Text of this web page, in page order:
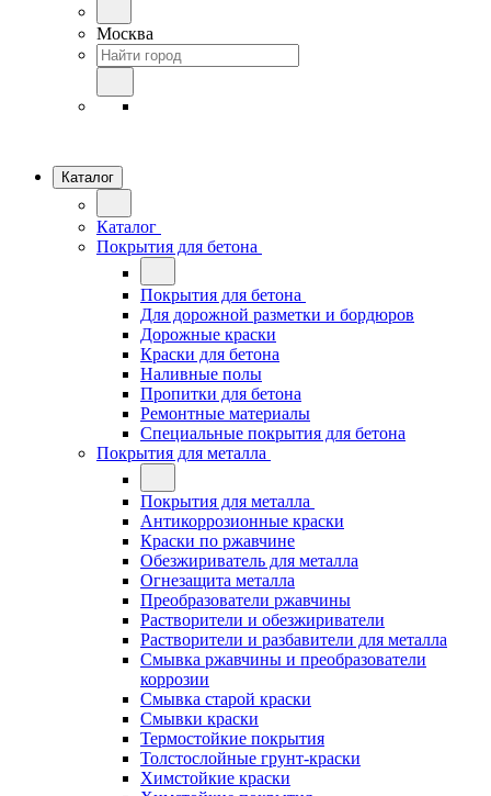
Москва
Каталог
Каталог
Покрытия для бетона
Покрытия для бетона
Для дорожной разметки и бордюров
Дорожные краски
Краски для бетона
Наливные полы
Пропитки для бетона
Ремонтные материалы
Специальные покрытия для бетона
Покрытия для металла
Покрытия для металла
Антикоррозионные краски
Краски по ржавчине
Обезжириватель для металла
Огнезащита металла
Преобразователи ржавчины
Растворители и обезжириватели
Растворители и разбавители для металла
Смывка ржавчины и преобразователи
коррозии
Смывка старой краски
Смывки краски
Термостойкие покрытия
Толстослойные грунт-краски
Химстойкие краски